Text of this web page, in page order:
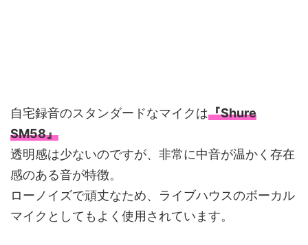
自宅録音のスタンダードなマイクは『Shure
SM58』
透明感は少ないのですが、非常に中音が温かく存在
感のある音が特徴。
ローノイズで頑丈なため、ライブハウスのボーカル
マイクとしてもよく使用されています。